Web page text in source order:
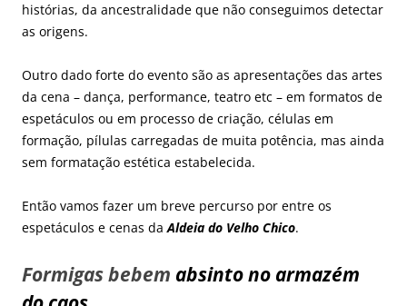
histórias, da ancestralidade que não conseguimos detectar
as origens.
Outro dado forte do evento são as apresentações das artes
da cena – dança, performance, teatro etc – em formatos de
espetáculos ou em processo de criação, células em
formação, pílulas carregadas de muita potência, mas ainda
sem formatação estética estabelecida.
Então vamos fazer um breve percurso por entre os
espetáculos e cenas daAldeia do Velho Chico.
Formigas bebem absinto no armazém